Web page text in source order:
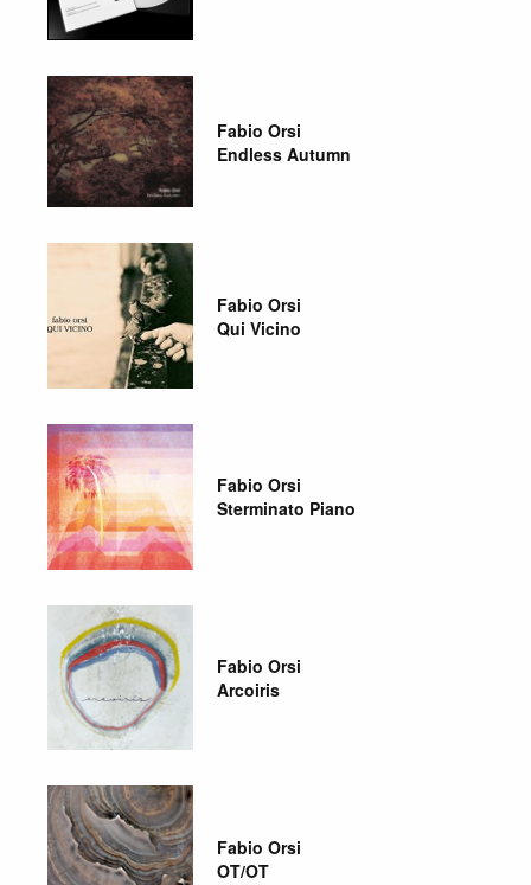
Fabio Orsi
Endless Autumn
Fabio Orsi
Qui Vicino
Fabio Orsi
Sterminato Piano
Fabio Orsi
Arcoiris
Fabio Orsi
OT/OT